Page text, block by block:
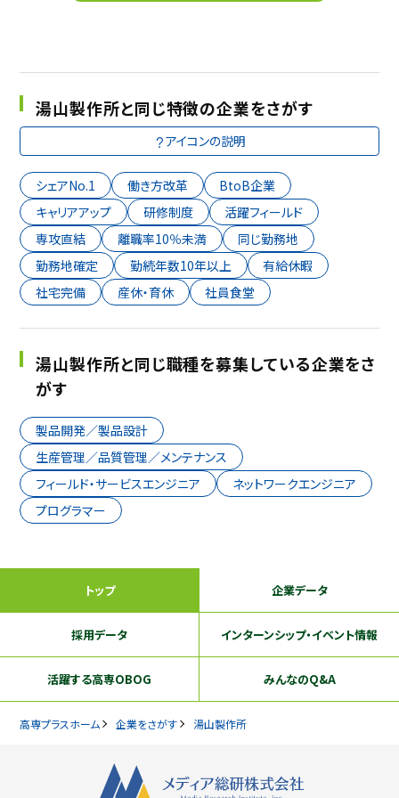
湯山製作所と同じ特徴の企業をさがす
アイコンの説明
シェアNo.1 働き方改革
BtoB企業
キャリアアップ
研修制度
活躍フィールド
専攻直結
離職率10％未満
同じ勤務地
勤務地確定
勤続年数10年以上
有給休暇
社宅完備
産休・育休 社員食堂
湯山製作所と同じ職種を募集している企業をさ
がす
製品開発／製品設計
生産管理／品質管理／メンテナンス
フィールド・サービスエンジニア
ネットワークエンジニア
プログラマー
トップ 企業データ
採用データ インターンシップ・イベント情報
活躍する高専OBOG みんなのQ&A
高専プラスホーム 企業をさがす 湯山製作所